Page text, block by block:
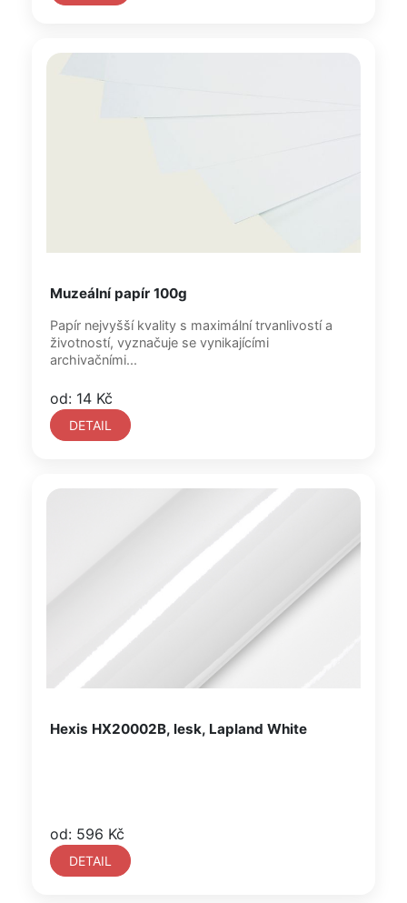
Muzeální papír 100g
Papír nejvyšší kvality s maximální trvanlivostí a
životností, vyznačuje se vynikajícími
archivačními...
od: 14 Kč
DETAIL
Hexis HX20002B, lesk, Lapland White
od: 596 Kč
DETAIL